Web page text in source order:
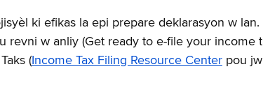
ki efikas la epi prepare deklarasyon w lan.
revni w anliy (Get ready to e-file your income
( Income Tax Filing Resource Center pou